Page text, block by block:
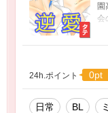
園
会
み。
24h.ポイント
0pt
日常 BL